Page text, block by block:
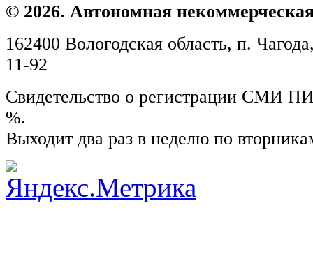
© 2026. Автономная
162400 Вологодская область, п.
11-92
Свидетельство о регистрации СМИ
%.
Выходит два раз в неделю по